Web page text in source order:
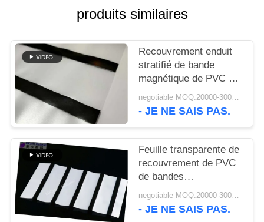
NOUVELLES
DEMANDEZ
UN DEVIS
PLAN
DU
SITE
PRIVACY
POLICY
produits similaires
Recouvrement enduit
stratifié de bande
magnétique de PVC de
0.05mm HICO
negotiable MOQ:20000-30000 feuilles
- JE NE SAIS PAS.
Feuille transparente de
recouvrement de PVC
de bandes
magnétiques de LOCO
12.7mm
negotiable MOQ:20000-30000 feuilles
- JE NE SAIS PAS.